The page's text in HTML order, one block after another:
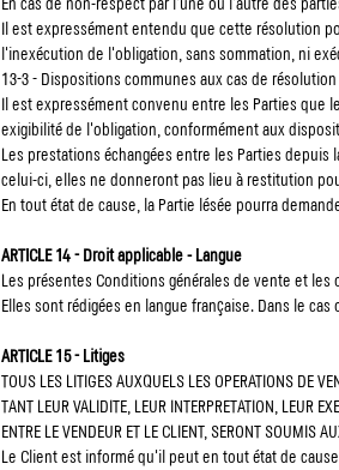
En cas de non-respect par l'une ou l'autre des
Il est expressément entendu que cette résolution
l'inexécution de l'obligation, sans sommation, ni
13-3 - Dispositions communes aux cas de résolution
Il est expressément convenu entre les Parties
exigibilité de l'obligation, conformément aux
Les prestations échangées entre les Parties
celui-ci, elles ne donneront pas lieu à restitution
En tout état de cause, la Partie lésée pourra
ARTICLE 14 - Droit applicable - Langue
Les présentes Conditions générales de vente et
Elles sont rédigées en langue française. Dans le
ARTICLE 15 - Litiges
TOUS LES LITIGES AUXQUELS LES OPERATIONS DE
TANT LEUR VALIDITE, LEUR INTERPRETATION, LEUR
ENTRE LE VENDEUR ET LE CLIENT, SERONT SOUMIS
Le Client est informé qu'il peut en tout état de